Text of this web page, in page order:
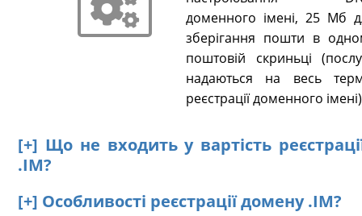
доменного імені, 25 Мб
зберігання пошти в
поштовій скриньці
надаються на весь
реєстрації доменного
[+] Що не входить у вартість
.IM?
[+] Особливості реєстрації домену .IM?